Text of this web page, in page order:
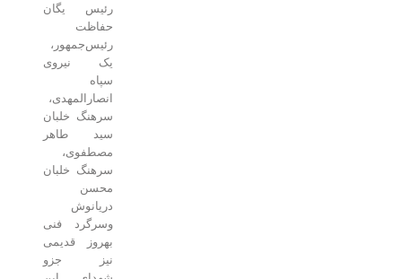
رئیس یگان
رئیس‌جمهور،
یک نیروی
انصارالمهدی،
سرهنگ خلبان
سید طاهر
مصطفوی،
سرهنگ خلبان
دریانوش
وسرگرد فنی
بهروز قدیمی
نیز جزو